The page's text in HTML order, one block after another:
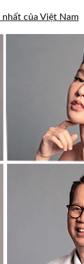
của Việt Nam